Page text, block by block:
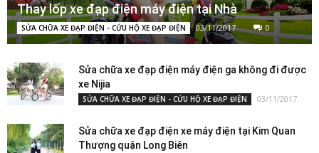
Thay lốp xe đạp điện máy điện tại Nhà
SỬA CHỮA XE ĐẠP ĐIỆN - CỨU HỘ XE ĐẠP ĐIỆN 03/11/2017 0
Sửa chữa xe đạp điện máy điện ga không đi được
xe Nijia
SỬA CHỮA XE ĐẠP ĐIỆN - CỨU HỘ XE ĐẠP ĐIỆN 03/11/2017
Sửa chữa xe đạp điện xe máy điện tại Kim Quan
Thượng quận Long Biên